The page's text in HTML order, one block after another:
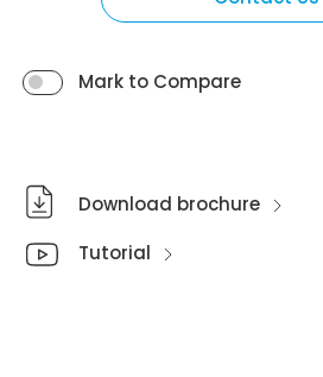
Mark to Compare
Download brochure
Tutorial